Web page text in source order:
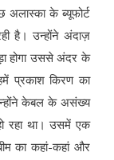
के ब्यूफोर्ट
है। उन्होंने अंदाज़
होगा उससे अंदर के
प्रकाश किरण का
केबल के असंख्य
रहा था। उसमें एक
का कहां-कहां और